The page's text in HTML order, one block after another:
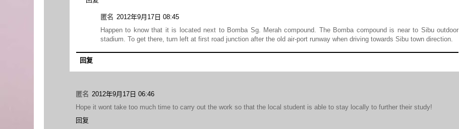
匿名 2012年9月17日 08:45
Happen to know that it is located next to Bomba Sg. Merah compound. The Bomba compound is near to Sibu outdoor
stadium. To get there, turn left at first road junction after the old air-port runway when driving towards Sibu town direction.
回复
匿名 2012年9月17日 06:46
Hope it wont take too much time to carry out the work so that the local student is able to stay locally to further their study!
回复